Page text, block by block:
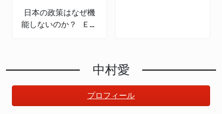
日本の政策はなぜ機
能しないのか？ ＥＢ
中村愛
プロフィール